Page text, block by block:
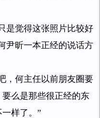
是觉得这张照片比较好
尹昕一本正经的说话方
，何主任以前朋友圈要
么是那些很正经的东
样了。”